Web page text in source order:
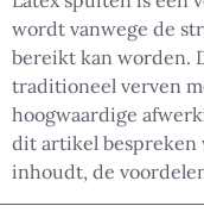
wordt vanwege de
bereikt kan worden.
traditioneel verven
hoogwaardige
dit artikel bespreken
inhoudt, de